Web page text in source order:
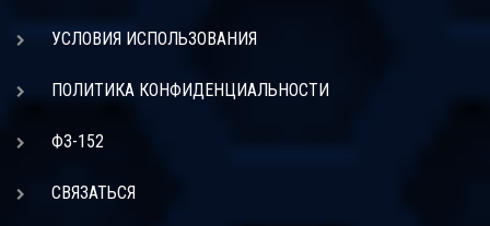
УСЛОВИЯ ИСПОЛЬЗОВАНИЯ
ПОЛИТИКА КОНФИДЕНЦИАЛЬНОСТИ
ФЗ-152
СВЯЗАТЬСЯ